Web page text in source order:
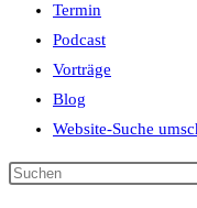
Termin
Podcast
Vorträge
Blog
Website-Suche